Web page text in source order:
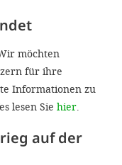
möchten
für ihre
Informationen zu
lesen Sie hier.
auf der